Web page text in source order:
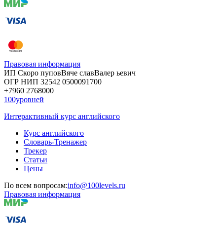
Правовая информация
ИП Скоро пуповВяче славВалер ьевич
ОГР НИП 32542 0500091700
+7960 2768000
100уровней
Интерактивный курс английского
Курс английского
Словарь-Тренажер
Трекер
Статьи
Цены
По всем вопросам:info@100levels.ru
Правовая информация